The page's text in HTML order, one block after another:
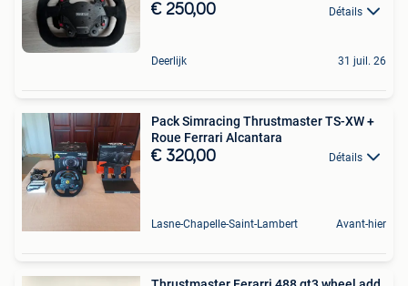
€ 250,00 Détails
Deerlijk 31 juil. 26
Pack Simracing Thrustmaster TS-XW +
Roue Ferrari Alcantara
€ 320,00 Détails
Lasne-Chapelle-Saint-Lambert Avant-hier